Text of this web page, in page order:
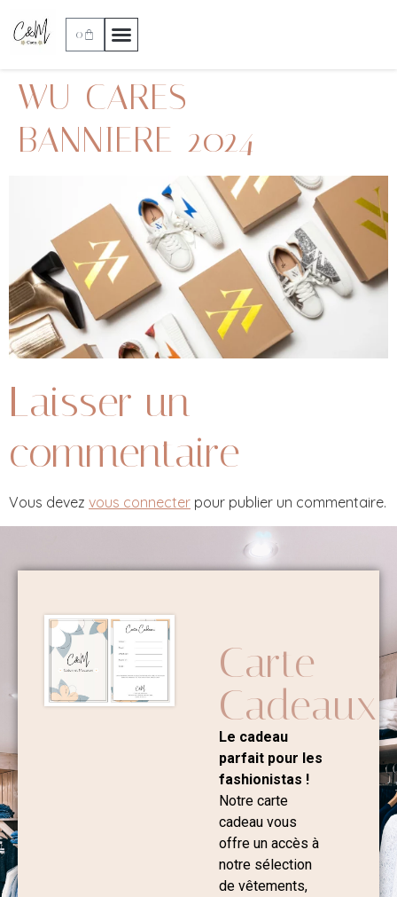
0
WU-CARES—
BANNIERE-2024
Laisser un
commentaire
Vous devez vous connecter pour publier un commentaire.
Carte
Cadeaux
Le cadeau
parfait pour les
fashionistas !
Notre carte
cadeau vous
offre un accès à
notre sélection
de vêtements,